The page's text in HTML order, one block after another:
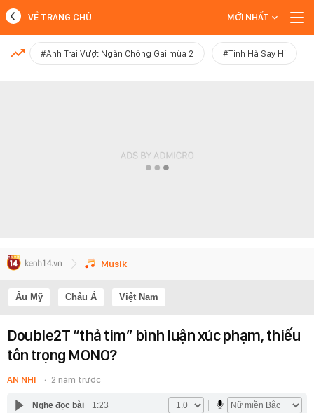
MỚI NHẤT
VỀ TRANG CHỦ MỚI NHẤT
#Anh Trai Vượt Ngàn Chông Gai mùa 2 #Tinh Hà Say Hi
Musik
Âu Mỹ Châu Á Việt Nam
Double2T “thả tim” bình luận xúc phạm, thiếu
tôn trọng MONO?
AN NHI 2 năm trước
Nghe đọc bài 1:23